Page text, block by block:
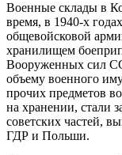
Военные склады в
время, в 1940-х
общевойсковой
хранилищем
Вооруженных сил
объему военного
прочих предметов
на хранении, стали
советских частей,
ГДР и Польши.